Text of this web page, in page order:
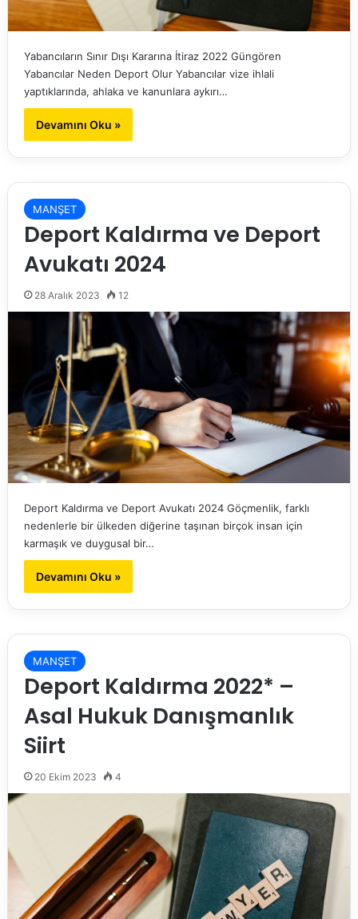
Yabancıların Sınır Dışı Kararına İtiraz 2022 Güngören
Yabancılar Neden Deport Olur Yabancılar vize ihlali
yaptıklarında, ahlaka ve kanunlara aykırı…
Devamını Oku »
MANŞET
Deport Kaldırma ve Deport
Avukatı 2024
28 Aralık 2023 12
Deport Kaldırma ve Deport Avukatı 2024 Göçmenlik, farklı
nedenlerle bir ülkeden diğerine taşınan birçok insan için
karmaşık ve duygusal bir…
Devamını Oku »
MANŞET
Deport Kaldırma 2022* –
Asal Hukuk Danışmanlık
Siirt
20 Ekim 2023 4